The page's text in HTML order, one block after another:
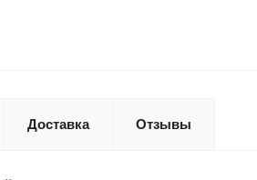
Доставка Отзывы